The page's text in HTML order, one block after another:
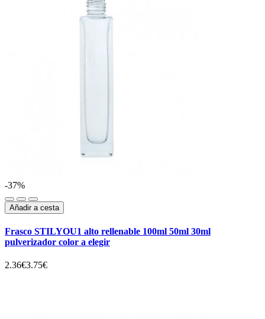
-37%
Añadir a cesta
Frasco STILYOU1 alto rellenable 100ml 50ml 30ml
pulverizador color a elegir
2.36€3.75€